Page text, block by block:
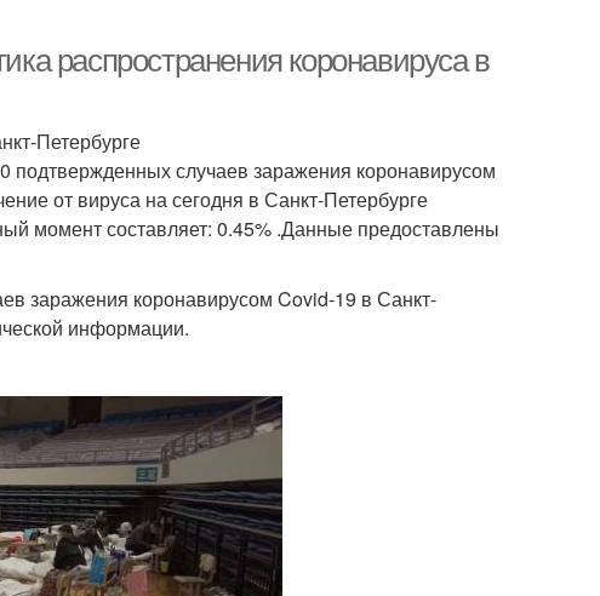
распространения коронавируса в
Петербурге
подтвержденных случаев заражения коронавирусом
от вируса на сегодня в Санкт-Петербурге
момент составляет: 0.45% .Данные предоставлены
заражения коронавирусом Covid-19 в Санкт-
информации.